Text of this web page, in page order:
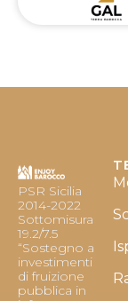
PSR Sicilia
2014-2022
Sottomisura
19.2/7.5
“Sostegno a
investimenti
di fruizione
pubblica in